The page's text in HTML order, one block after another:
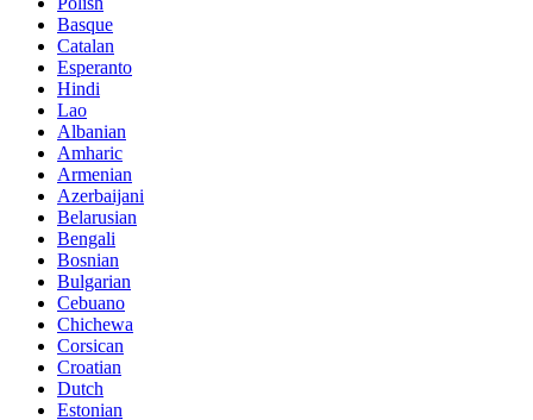
Basque
Catalan
Esperanto
Hindi
Lao
Albanian
Amharic
Armenian
Azerbaijani
Belarusian
Bengali
Bosnian
Bulgarian
Cebuano
Chichewa
Corsican
Croatian
Dutch
Estonian